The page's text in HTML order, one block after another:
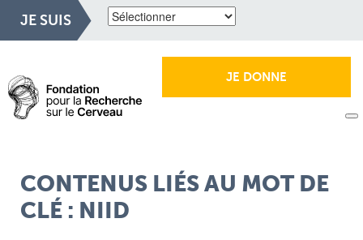
JE SUIS
JE DONNE
CONTENUS LIÉS AU MOT DE
CLÉ : NIID